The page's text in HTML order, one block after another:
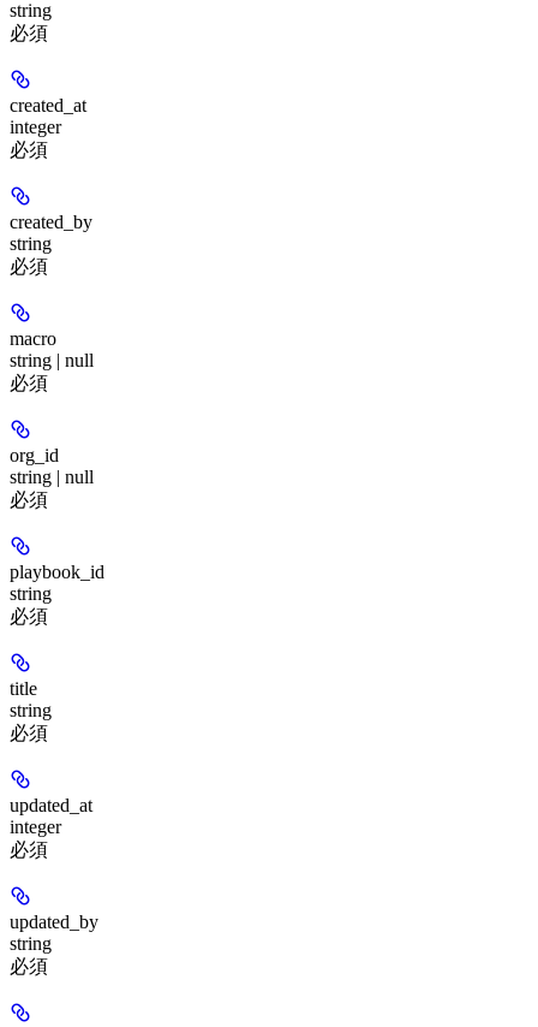
string
必須
created_at
integer
必須
created_by
string
必須
macro
string | null
必須
org_id
string | null
必須
playbook_id
string
必須
title
string
必須
updated_at
integer
必須
updated_by
string
必須